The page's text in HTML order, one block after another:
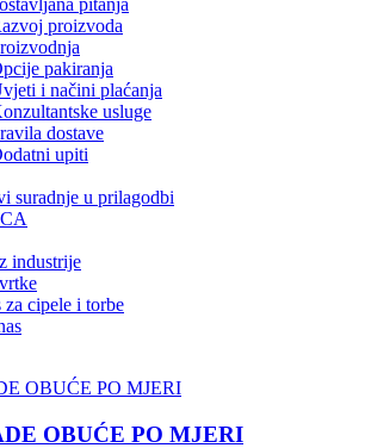
pitanja
proizvoda
pakiranja
i načini plaćanja
usluge
dostave
upiti
suradnje u prilagodbi
industrije
za cipele i torbe
OBUĆE PO MJERI